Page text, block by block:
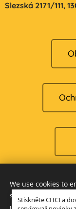
Stiskněte CHCI a
Slezská 2171/111,
We use cookies to
security of our